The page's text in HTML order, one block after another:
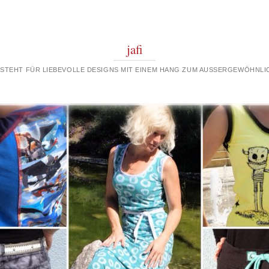
jafi
FÜR LIEBEVOLLE DESIGNS MIT EINEM HANG ZUM